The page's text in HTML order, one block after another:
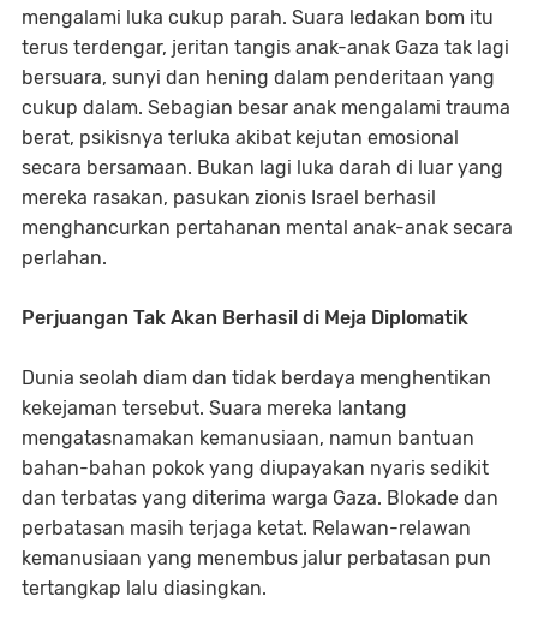
mengalami luka cukup parah. Suara ledakan bom itu
terus terdengar, jeritan tangis anak-anak Gaza tak lagi
bersuara, sunyi dan hening dalam penderitaan yang
cukup dalam. Sebagian besar anak mengalami trauma
berat, psikisnya terluka akibat kejutan emosional
secara bersamaan. Bukan lagi luka darah di luar yang
mereka rasakan, pasukan zionis Israel berhasil
menghancurkan pertahanan mental anak-anak secara
perlahan.
Perjuangan Tak Akan Berhasil di Meja Diplomatik
Dunia seolah diam dan tidak berdaya menghentikan
kekejaman tersebut. Suara mereka lantang
mengatasnamakan kemanusiaan, namun bantuan
bahan-bahan pokok yang diupayakan nyaris sedikit
dan terbatas yang diterima warga Gaza. Blokade dan
perbatasan masih terjaga ketat. Relawan-relawan
kemanusiaan yang menembus jalur perbatasan pun
tertangkap lalu diasingkan.